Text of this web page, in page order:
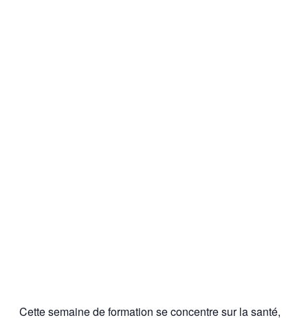
Cette semaine de formation se concentre sur la santé,